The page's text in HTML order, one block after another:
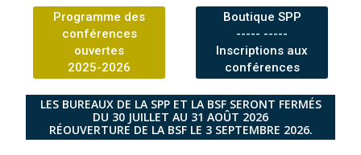
Programme des
conférences
ouvertes
2025-2026
Boutique SPP
----- -----
Inscriptions aux
conférences
LES BUREAUX DE LA SPP ET LA BSF SERONT FERMÉS
DU 30 JUILLET AU 31 AOÛT 2026
RÉOUVERTURE DE LA BSF LE 3 SEPTEMBRE 2026.